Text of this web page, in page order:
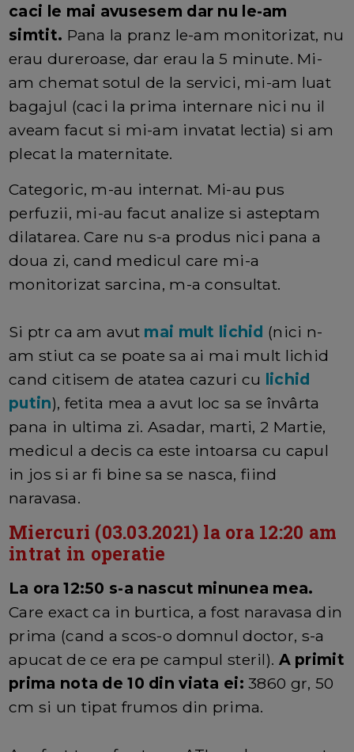
caci le mai avusesem dar nu le-am
simtit. Pana la pranz le-am monitorizat, nu
erau dureroase, dar erau la 5 minute. Mi-
am chemat sotul de la servici, mi-am luat
bagajul (caci la prima internare nici nu il
aveam facut si mi-am invatat lectia) si am
plecat la maternitate.
Categoric, m-au internat. Mi-au pus
perfuzii, mi-au facut analize si asteptam
dilatarea. Care nu s-a produs nici pana a
doua zi, cand medicul care mi-a
monitorizat sarcina, m-a consultat.
Si ptr ca am avut mai mult lichid (nici n-
am stiut ca se poate sa ai mai mult lichid
cand citisem de atatea cazuri cu lichid
putin), fetita mea a avut loc sa se învârta
pana in ultima zi. Asadar, marti, 2 Martie,
medicul a decis ca este intoarsa cu capul
in jos si ar fi bine sa se nasca, fiind
naravasa.
Miercuri (03.03.2021) la ora 12:20 am
intrat in operatie
La ora 12:50 s-a nascut minunea mea.
Care exact ca in burtica, a fost naravasa din
prima (cand a scos-o domnul doctor, s-a
apucat de ce era pe campul steril). A primit
prima nota de 10 din viata ei:3860 gr, 50
cm si un tipat frumos din prima.